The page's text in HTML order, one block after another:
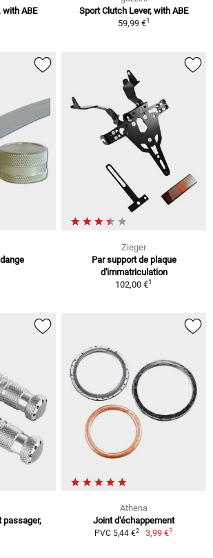
with ABE
Sport Clutch Lever, with ABE
59,99 €1
Zieger
Par support de plaque
d'immatriculation
102,00 €1
passager,
Athena
Joint d'échappement
PVC 5,44 €2 3,99 €1